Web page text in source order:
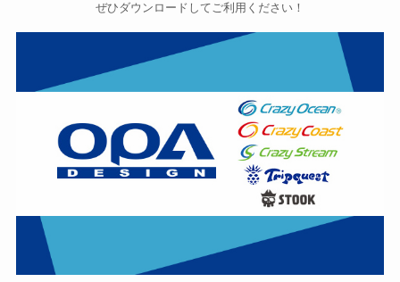
ぜひダウンロードしてご利用ください！